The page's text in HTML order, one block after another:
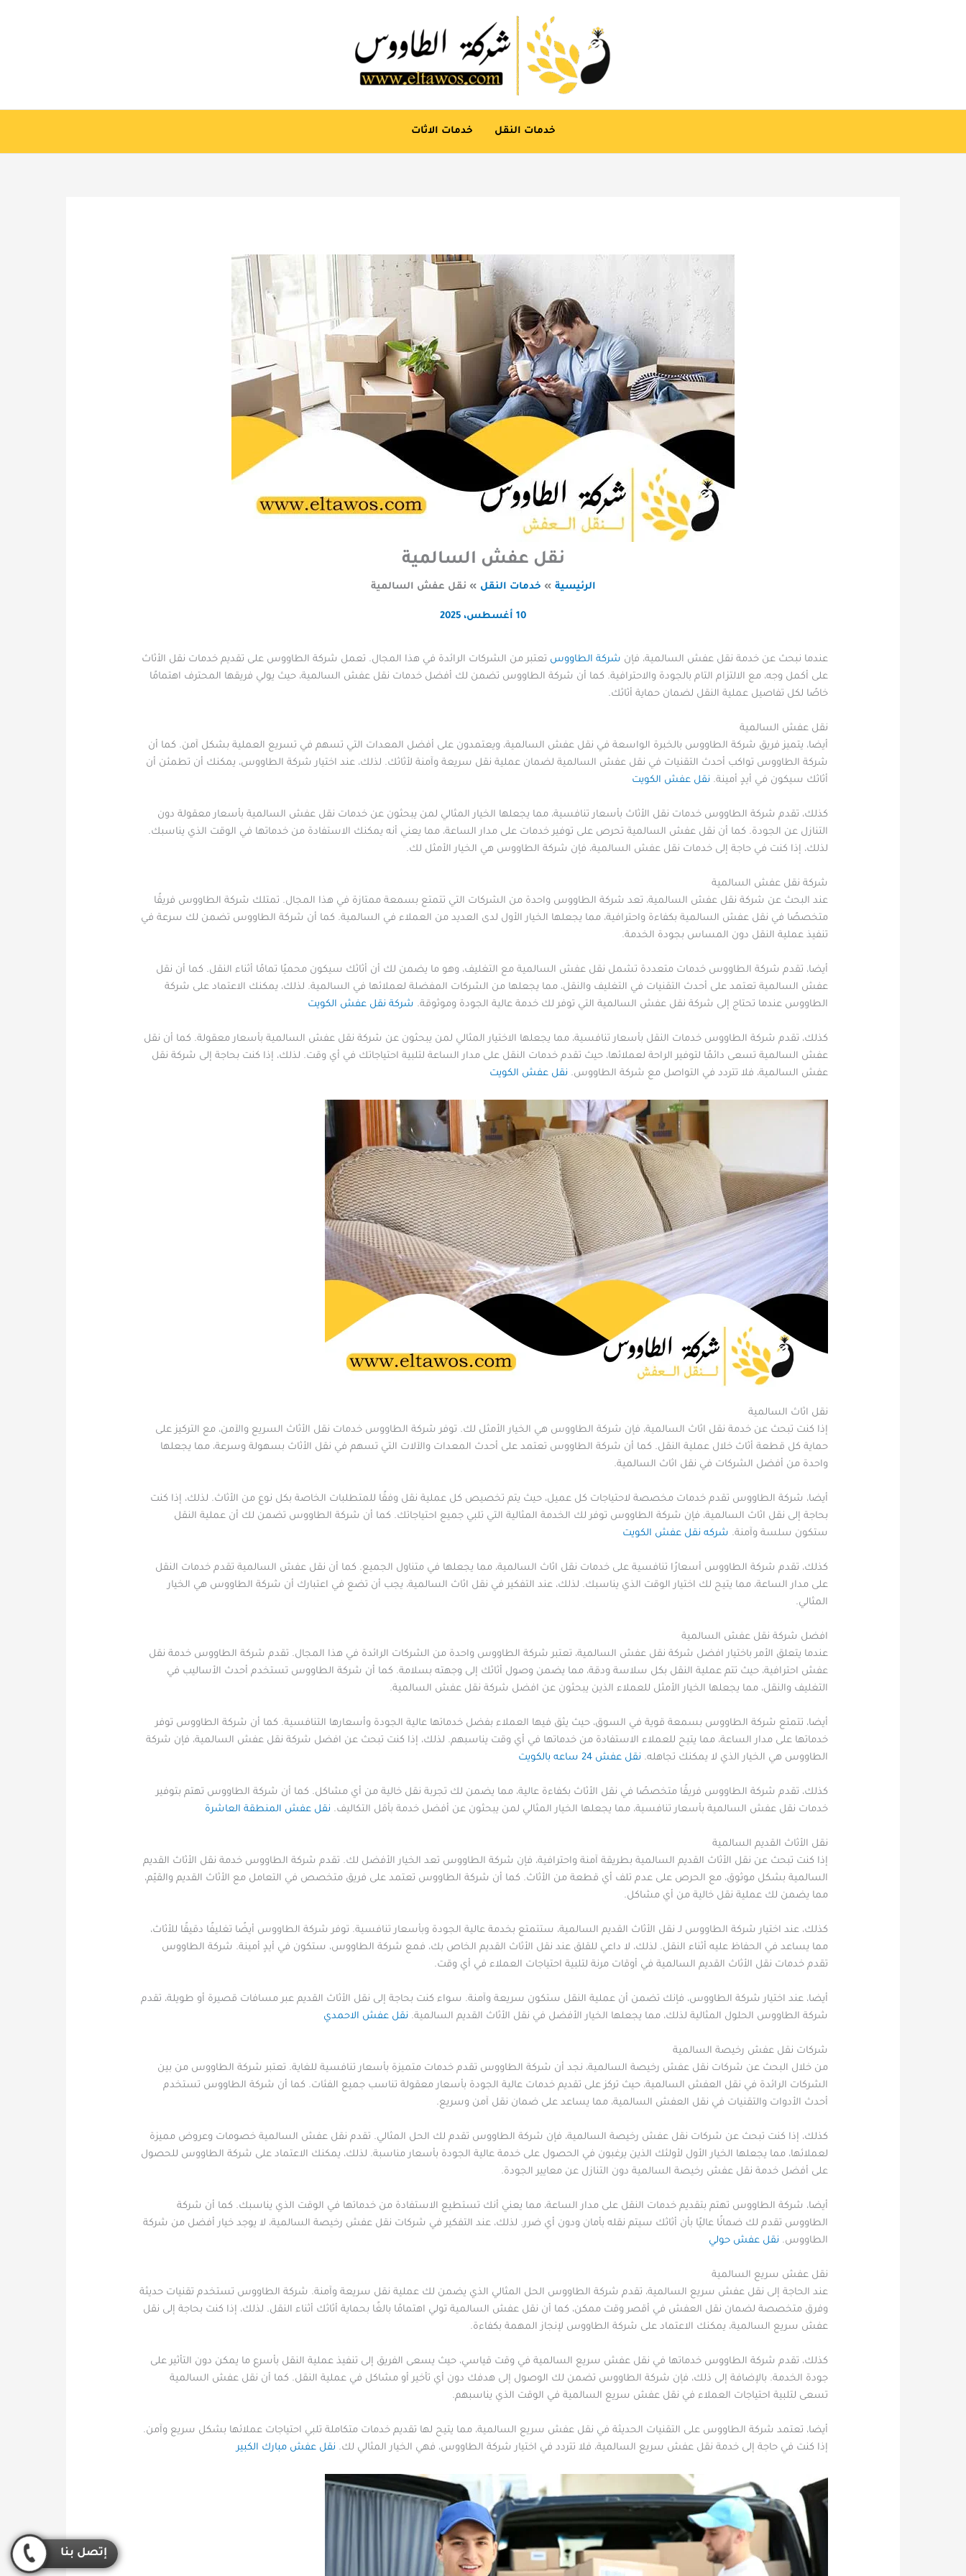
خدمات النقل خدمات الاثات
نقل عفش السالمية
الرئيسية خدمات النقل نقل عفش السالمية
10 أغسطس، 2025
عندما نبحث عن خدمة نقل عفش السالمية، فإن شركة الطاووس تعتبر من الشركات الرائدة في هذا المجال. تعمل شركة الطاووس على تقديم خدمات نقل الأثاث
على أكمل وجه، مع الالتزام التام بالجودة والاحترافية. كما أن شركة الطاووس تضمن لك أفضل خدمات نقل عفش السالمية، حيث يولي فريقها المحترف اهتمامًا
خاصًا لكل تفاصيل عملية النقل لضمان حماية أثاثك.
نقل عفش السالمية
أيضا، يتميز فريق شركة الطاووس بالخبرة الواسعة في نقل عفش السالمية، ويعتمدون على أفضل المعدات التي تسهم في تسريع العملية بشكل آمن. كما أن
شركة الطاووس تواكب أحدث التقنيات في نقل عفش السالمية لضمان عملية نقل سريعة وآمنة لأثاثك. لذلك، عند اختيار شركة الطاووس، يمكنك أن تطمئن أن
أثاثك سيكون في أيدٍ أمينة. نقل عفش الكويت
كذلك، تقدم شركة الطاووس خدمات نقل الأثاث بأسعار تنافسية، مما يجعلها الخيار المثالي لمن يبحثون عن خدمات نقل عفش السالمية بأسعار معقولة دون
التنازل عن الجودة. كما أن نقل عفش السالمية تحرص على توفير خدمات على مدار الساعة، مما يعني أنه يمكنك الاستفادة من خدماتها في الوقت الذي يناسبك.
لذلك، إذا كنت في حاجة إلى خدمات نقل عفش السالمية، فإن شركة الطاووس هي الخيار الأمثل لك.
شركة نقل عفش السالمية
عند البحث عن شركة نقل عفش السالمية، تعد شركة الطاووس واحدة من الشركات التي تتمتع بسمعة ممتازة في هذا المجال. تمتلك شركة الطاووس فريقًا
متخصصًا في نقل عفش السالمية بكفاءة واحترافية، مما يجعلها الخيار الأول لدى العديد من العملاء في السالمية. كما أن شركة الطاووس تضمن لك سرعة في
تنفيذ عملية النقل دون المساس بجودة الخدمة.
أيضا، تقدم شركة الطاووس خدمات متعددة تشمل نقل عفش السالمية مع التغليف، وهو ما يضمن لك أن أثاثك سيكون محميًا تمامًا أثناء النقل. كما أن نقل
عفش السالمية تعتمد على أحدث التقنيات في التغليف والنقل، مما يجعلها من الشركات المفضلة لعملائها في السالمية. لذلك، يمكنك الاعتماد على شركة
الطاووس عندما تحتاج إلى شركة نقل عفش السالمية التي توفر لك خدمة عالية الجودة وموثوقة. شركة نقل عفش الكويت
كذلك، تقدم شركة الطاووس خدمات النقل بأسعار تنافسية، مما يجعلها الاختيار المثالي لمن يبحثون عن شركة نقل عفش السالمية بأسعار معقولة. كما أن نقل
عفش السالمية تسعى دائمًا لتوفير الراحة لعملائها، حيث تقدم خدمات النقل على مدار الساعة لتلبية احتياجاتك في أي وقت. لذلك، إذا كنت بحاجة إلى شركة نقل
عفش السالمية، فلا تتردد في التواصل مع شركة الطاووس. نقل عفش الكويت
نقل اثاث السالمية
إذا كنت تبحث عن خدمة نقل اثاث السالمية، فإن شركة الطاووس هي الخيار الأمثل لك. توفر شركة الطاووس خدمات نقل الأثاث السريع والآمن، مع التركيز على
حماية كل قطعة أثاث خلال عملية النقل. كما أن شركة الطاووس تعتمد على أحدث المعدات والآلات التي تسهم في نقل الأثاث بسهولة وسرعة، مما يجعلها
واحدة من أفضل الشركات في نقل اثاث السالمية.
أيضا، شركة الطاووس تقدم خدمات مخصصة لاحتياجات كل عميل، حيث يتم تخصيص كل عملية نقل وفقًا للمتطلبات الخاصة بكل نوع من الأثاث. لذلك، إذا كنت
بحاجة إلى نقل اثاث السالمية، فإن شركة الطاووس توفر لك الخدمة المثالية التي تلبي جميع احتياجاتك. كما أن شركة الطاووس تضمن لك أن عملية النقل
ستكون سلسة وآمنة. شركه نقل عفش الكويت
كذلك، تقدم شركة الطاووس أسعارًا تنافسية على خدمات نقل اثاث السالمية، مما يجعلها في متناول الجميع. كما أن نقل عفش السالمية تقدم خدمات النقل
على مدار الساعة، مما يتيح لك اختيار الوقت الذي يناسبك. لذلك، عند التفكير في نقل اثاث السالمية، يجب أن تضع في اعتبارك أن شركة الطاووس هي الخيار
المثالي.
افضل شركة نقل عفش السالمية
عندما يتعلق الأمر باختيار افضل شركة نقل عفش السالمية، تعتبر شركة الطاووس واحدة من الشركات الرائدة في هذا المجال. تقدم شركة الطاووس خدمة نقل
عفش احترافية، حيث تتم عملية النقل بكل سلاسة ودقة، مما يضمن وصول أثاثك إلى وجهته بسلامة. كما أن شركة الطاووس تستخدم أحدث الأساليب في
التغليف والنقل، مما يجعلها الخيار الأمثل للعملاء الذين يبحثون عن افضل شركة نقل عفش السالمية.
أيضا، تتمتع شركة الطاووس بسمعة قوية في السوق، حيث يثق فيها العملاء بفضل خدماتها عالية الجودة وأسعارها التنافسية. كما أن شركة الطاووس توفر
خدماتها على مدار الساعة، مما يتيح للعملاء الاستفادة من خدماتها في أي وقت يناسبهم. لذلك، إذا كنت تبحث عن افضل شركة نقل عفش السالمية، فإن شركة
الطاووس هي الخيار الذي لا يمكنك تجاهله. نقل عفش 24 ساعه بالكويت
كذلك، تقدم شركة الطاووس فريقًا متخصصًا في نقل الأثاث بكفاءة عالية، مما يضمن لك تجربة نقل خالية من أي مشاكل. كما أن شركة الطاووس تهتم بتوفير
خدمات نقل عفش السالمية بأسعار تنافسية، مما يجعلها الخيار المثالي لمن يبحثون عن أفضل خدمة بأقل التكاليف. نقل عفش المنطقة العاشرة
نقل الأثاث القديم السالمية
إذا كنت تبحث عن نقل الأثاث القديم السالمية بطريقة آمنة واحترافية، فإن شركة الطاووس تعد الخيار الأفضل لك. تقدم شركة الطاووس خدمة نقل الأثاث القديم
السالمية بشكل موثوق، مع الحرص على عدم تلف أي قطعة من الأثاث. كما أن شركة الطاووس تعتمد على فريق متخصص في التعامل مع الأثاث القديم والقيّم،
مما يضمن لك عملية نقل خالية من أي مشاكل.
كذلك، عند اختيار شركة الطاووس لـ نقل الأثاث القديم السالمية، ستتمتع بخدمة عالية الجودة وبأسعار تنافسية. توفر شركة الطاووس أيضًا تغليفًا دقيقًا للأثاث،
مما يساعد في الحفاظ عليه أثناء النقل. لذلك، لا داعي للقلق عند نقل الأثاث القديم الخاص بك، فمع شركة الطاووس، ستكون في أيدٍ أمينة. شركة الطاووس
تقدم خدمات نقل الأثاث القديم السالمية في أوقات مرنة لتلبية احتياجات العملاء في أي وقت.
أيضا، عند اختيار شركة الطاووس، فإنك تضمن أن عملية النقل ستكون سريعة وآمنة. سواء كنت بحاجة إلى نقل الأثاث القديم عبر مسافات قصيرة أو طويلة، تقدم
شركة الطاووس الحلول المثالية لذلك، مما يجعلها الخيار الأفضل في نقل الأثاث القديم السالمية. نقل عفش الاحمدي
شركات نقل عفش رخيصة السالمية
من خلال البحث عن شركات نقل عفش رخيصة السالمية، نجد أن شركة الطاووس تقدم خدمات متميزة بأسعار تنافسية للغاية. تعتبر شركة الطاووس من بين
الشركات الرائدة في نقل العفش السالمية، حيث تركز على تقديم خدمات عالية الجودة بأسعار معقولة تناسب جميع الفئات. كما أن شركة الطاووس تستخدم
أحدث الأدوات والتقنيات في نقل العفش السالمية، مما يساعد على ضمان نقل آمن وسريع.
كذلك، إذا كنت تبحث عن شركات نقل عفش رخيصة السالمية، فإن شركة الطاووس تقدم لك الحل المثالي. تقدم نقل عفش السالمية خصومات وعروض مميزة
لعملائها، مما يجعلها الخيار الأول لأولئك الذين يرغبون في الحصول على خدمة عالية الجودة بأسعار مناسبة. لذلك، يمكنك الاعتماد على شركة الطاووس للحصول
على أفضل خدمة نقل عفش رخيصة السالمية دون التنازل عن معايير الجودة.
أيضا، شركة الطاووس تهتم بتقديم خدمات النقل على مدار الساعة، مما يعني أنك تستطيع الاستفادة من خدماتها في الوقت الذي يناسبك. كما أن شركة
الطاووس تقدم لك ضمانًا عاليًا بأن أثاثك سيتم نقله بأمان ودون أي ضرر. لذلك، عند التفكير في شركات نقل عفش رخيصة السالمية، لا يوجد خيار أفضل من شركة
الطاووس. نقل عفش حولي
نقل عفش سريع السالمية
عند الحاجة إلى نقل عفش سريع السالمية، تقدم شركة الطاووس الحل المثالي الذي يضمن لك عملية نقل سريعة وآمنة. شركة الطاووس تستخدم تقنيات حديثة
وفرق متخصصة لضمان نقل العفش في أقصر وقت ممكن، كما أن نقل عفش السالمية تولي اهتمامًا بالغًا بحماية أثاثك أثناء النقل. لذلك، إذا كنت بحاجة إلى نقل
عفش سريع السالمية، يمكنك الاعتماد على شركة الطاووس لإنجاز المهمة بكفاءة.
كذلك، تقدم شركة الطاووس خدماتها في نقل عفش سريع السالمية في وقت قياسي، حيث يسعى الفريق إلى تنفيذ عملية النقل بأسرع ما يمكن دون التأثير على
جودة الخدمة. بالإضافة إلى ذلك، فإن شركة الطاووس تضمن لك الوصول إلى هدفك دون أي تأخير أو مشاكل في عملية النقل. كما أن نقل عفش السالمية
تسعى لتلبية احتياجات العملاء في نقل عفش سريع السالمية في الوقت الذي يناسبهم.
أيضا، تعتمد شركة الطاووس على التقنيات الحديثة في نقل عفش سريع السالمية، مما يتيح لها تقديم خدمات متكاملة تلبي احتياجات عملائها بشكل سريع وآمن.
إذا كنت في حاجة إلى خدمة نقل عفش سريع السالمية، فلا تتردد في اختيار شركة الطاووس، فهي الخيار المثالي لك. نقل عفش مبارك الكبير
إتصل بنا